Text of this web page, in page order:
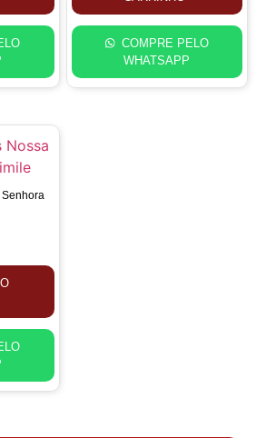
COMPRE PELO
WHATSAPP